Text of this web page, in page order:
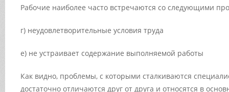
Рабочие наиболее часто встречаются со следующими
г) неудовлетворительные условия труда
е) не устраивает содержание выполняемой работы
Как видно, проблемы, с которыми сталкиваются
достаточно отличаются друг от друга и относятся в